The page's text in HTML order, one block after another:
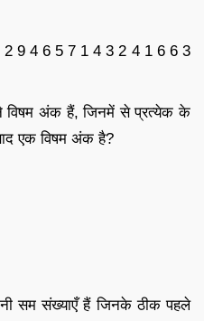
9 4 6 5 7 1 4 3 2 4 1 6 6 3
विषम अंक हैं, जिनमें से प्रत्येक के
एक विषम अंक है?
सम संख्याएँ हैं जिनके ठीक पहले